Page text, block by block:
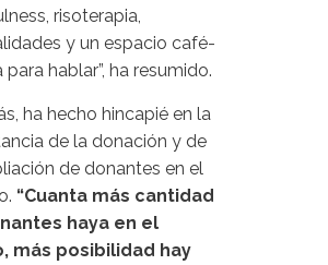
risoterapia,
y un espacio café-
hablar”, ha resumido.
ha hecho hincapié en la
de la donación y de
de donantes en el
“Cuanta más cantidad
haya en el
más posibilidad hay